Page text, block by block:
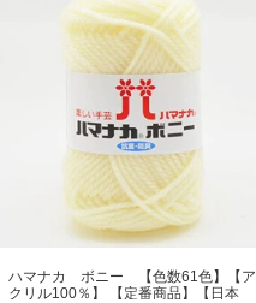
ハマナカ ボニー 【色数61色】【ア
クリル100％】 【定番商品】【日本